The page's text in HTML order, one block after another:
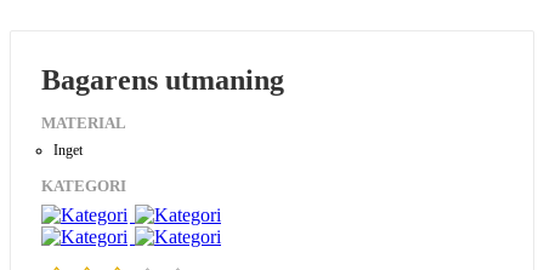
Bagarens utmaning
MATERIAL
Inget
KATEGORI